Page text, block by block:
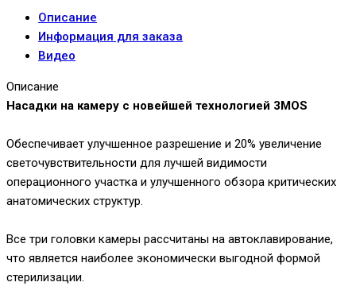
Описание
Информация для заказа
Видео
Описание
Насадки на камеру с новейшей технологией 3MOS
Обеспечивает улучшенное разрешение и 20% увеличение
светочувствительности для лучшей видимости
операционного участка и улучшенного обзора критических
анатомических структур.
Все три головки камеры рассчитаны на автоклавирование,
что является наиболее экономически выгодной формой
стерилизации.